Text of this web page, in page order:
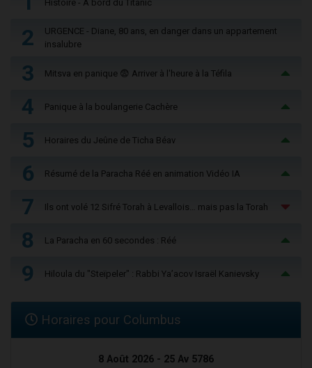
Histoire - À bord du Titanic
2
URGENCE - Diane, 80 ans, en danger dans un appartement
insalubre
3 Mitsva en panique 😨 Arriver à l'heure à la Téfila
4 Panique à la boulangerie Cachère
5 Horaires du Jeûne de Ticha Béav
6 Résumé de la Paracha Réé en animation Vidéo IA
7 Ils ont volé 12 Sifré Torah à Levallois… mais pas la Torah
8 La Paracha en 60 secondes : Réé
9 Hiloula du "Steïpeler" : Rabbi Ya’acov Israël Kanievsky
Horaires pour Columbus
8 Août 2026 - 25 Av 5786